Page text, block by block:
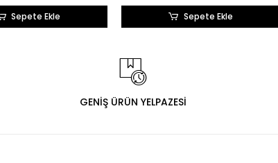
Sepete Ekle Sepete Ekle
GENİŞ ÜRÜN YELPAZESİ